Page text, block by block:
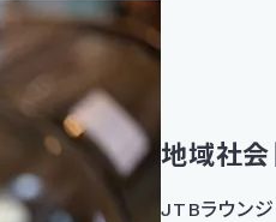
地域社会
JTBラウンジ